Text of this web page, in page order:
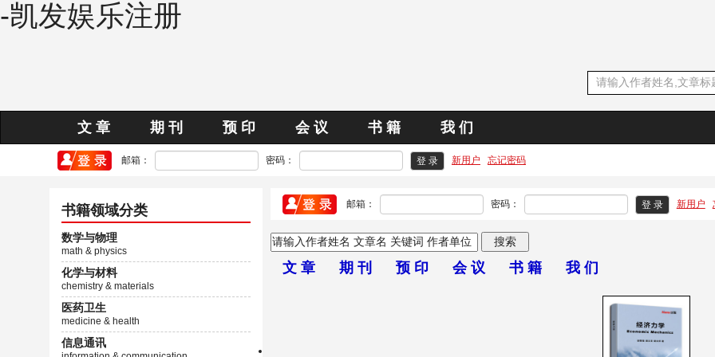
-凯发娱乐注册
文 章 期 刊 预 印 会 议 书 籍 我 们
邮箱： 密码： 新用户 忘记密码
书籍领域分类
数学与物理
math & physics
化学与材料
chemistry & materials
医药卫生
medicine & health
信息通讯
邮箱： 密码： 新用户
文 章 期 刊 预 印 会 议 书 籍 我 们